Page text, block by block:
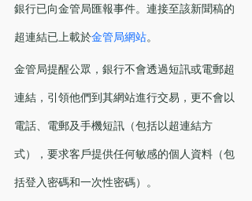
銀行已向金管局匯報事件。連接至該新聞稿的
超連結已上載於金管局網站。
金管局提醒公眾，銀行不會透過短訊或電郵超
連結，引領他們到其網站進行交易，更不會以
電話、電郵及手機短訊（包括以超連結方
式），要求客戶提供任何敏感的個人資料（包
括登入密碼和一次性密碼）。